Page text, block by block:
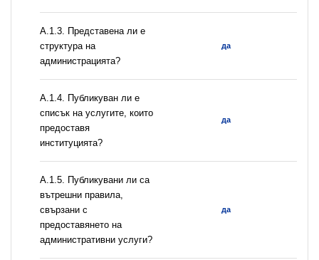
A.1.3. Представена ли е
структура на
администрацията?
да
А.1.4. Публикуван ли е
списък на услугите, които
предоставя
институцията?
да
А.1.5. Публикувани ли са
вътрешни правила,
свързани с
предоставянето на
административни услуги?
да